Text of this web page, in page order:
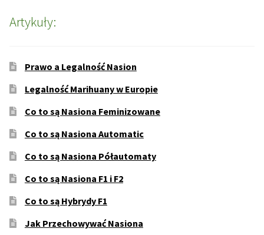
Artykuły:
Prawo a Legalność Nasion
Legalność Marihuany w Europie
Co to są Nasiona Feminizowane
Co to są Nasiona Automatic
Co to są Nasiona Półautomaty
Co to są Nasiona F1 i F2
Co to są Hybrydy F1
Jak Przechowywać Nasiona